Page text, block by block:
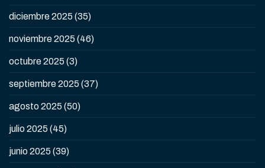
diciembre 2025 (35)
noviembre 2025 (46)
octubre 2025 (3)
septiembre 2025 (37)
agosto 2025 (50)
julio 2025 (45)
junio 2025 (39)